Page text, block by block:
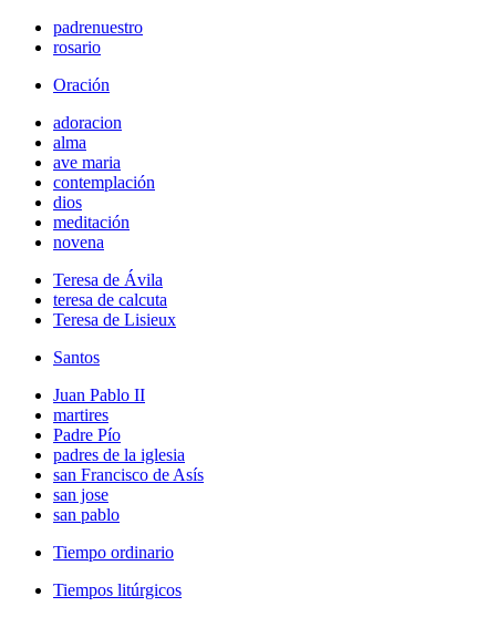
padrenuestro
rosario
Oración
adoracion
alma
ave maria
contemplación
dios
meditación
novena
Teresa de Ávila
teresa de calcuta
Teresa de Lisieux
Santos
Juan Pablo II
martires
Padre Pío
padres de la iglesia
san Francisco de Asís
san jose
san pablo
Tiempo ordinario
Tiempos litúrgicos